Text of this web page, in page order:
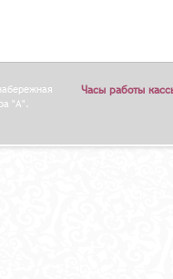
"А".
Часы работы